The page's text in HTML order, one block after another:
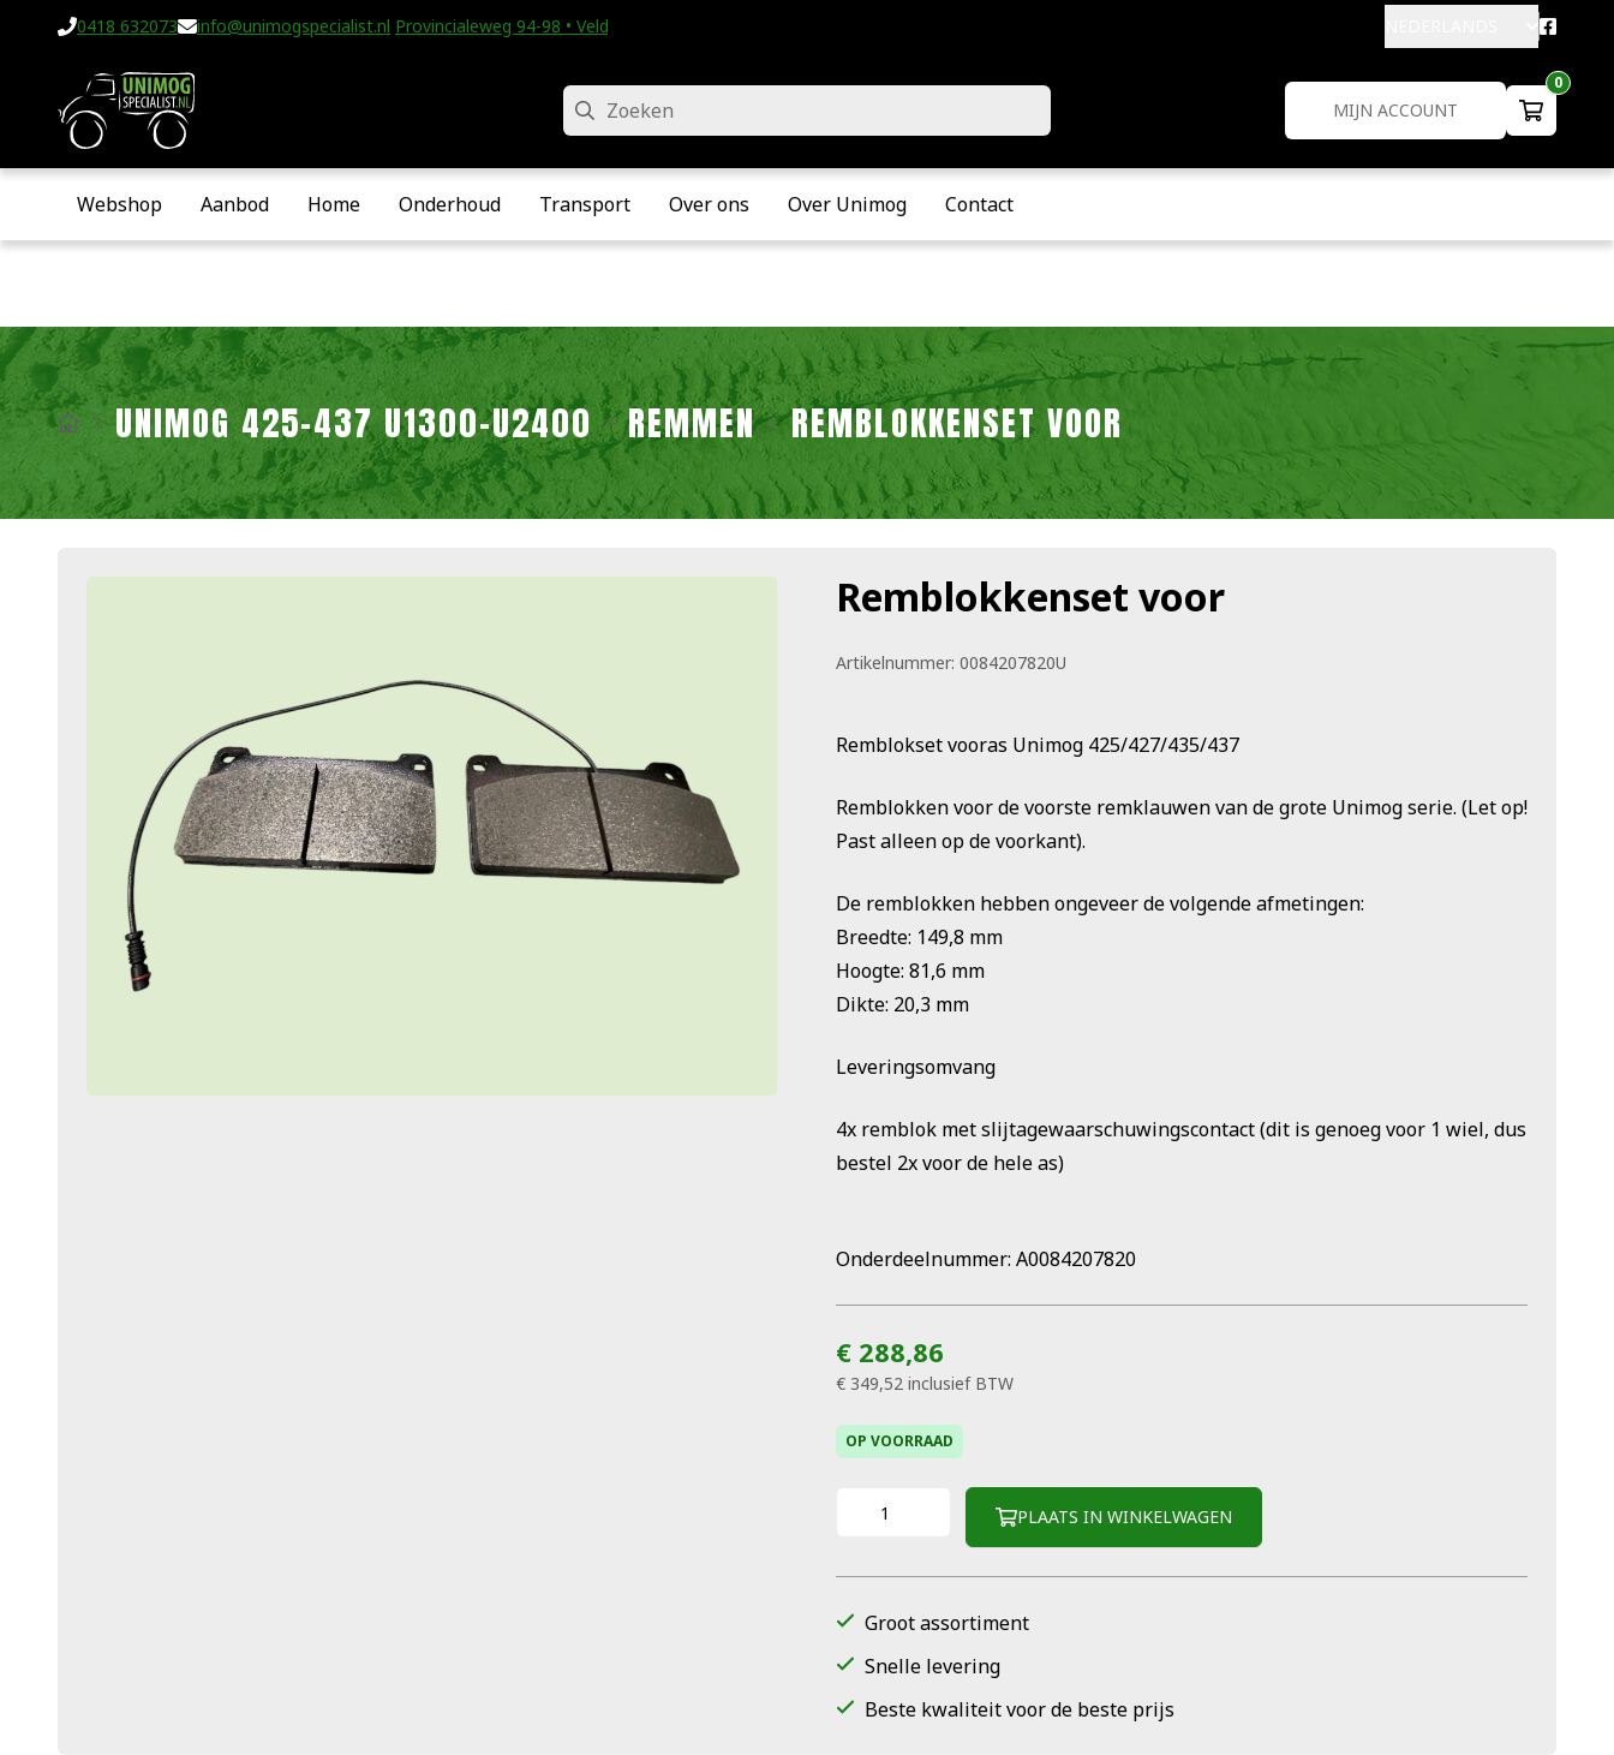
0418 632073 info@unimogspecialist.nl Provincialeweg 94-98 • Velddriel
MIJN ACCOUNT
0
Zoeken
Webshop Aanbod Home Onderhoud Transport Over ons Over Unimog Contact
UNIMOG 425-437 U1300-U2400 REMMEN REMBLOKKENSET VOOR
Remblokkenset voor
Artikelnummer: 0084207820U
Remblokset vooras Unimog 425/427/435/437
Remblokken voor de voorste remklauwen van de grote Unimog serie. (Let op!
Past alleen op de voorkant).
De remblokken hebben ongeveer de volgende afmetingen:
Breedte: 149,8 mm
Hoogte: 81,6 mm
Dikte: 20,3 mm
Leveringsomvang
4x remblok met slijtagewaarschuwingscontact (dit is genoeg voor 1 wiel, dus
bestel 2x voor de hele as)
Onderdeelnummer: A0084207820
€ 288,86
€ 349,52 inclusief BTW
OP VOORRAAD
PLAATS IN WINKELWAGEN
Groot assortiment
Snelle levering
Beste kwaliteit voor de beste prijs